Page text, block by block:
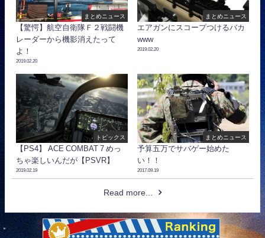
まとめニュース
【驚愕】航空自衛隊Ｆ２戦闘機
レーダーから機影消えたって
よ！
2019.02.20
まとめニュース
エアガンにスコープつけるバカ
www
2019.02.20
トピックス
【PS4】 ACE COMBAT 7 めっ
ちゃ楽しいんだが【PSVR】
2019.02.19
まとめニュース
予算五万でサバゲー始めた
い！！
2017.09.19
Read more...